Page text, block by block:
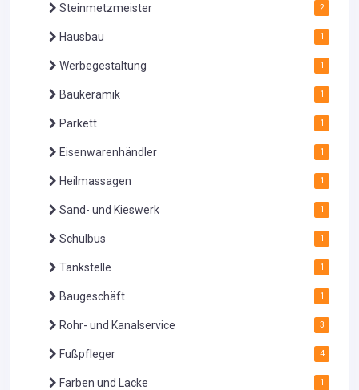
Steinmetzmeister 2
Hausbau 1
Werbegestaltung 1
Baukeramik 1
Parkett 1
Eisenwarenhändler 1
Heilmassagen 1
Sand- und Kieswerk 1
Schulbus 1
Tankstelle 1
Baugeschäft 1
Rohr- und Kanalservice 3
Fußpfleger 4
Farben und Lacke 1